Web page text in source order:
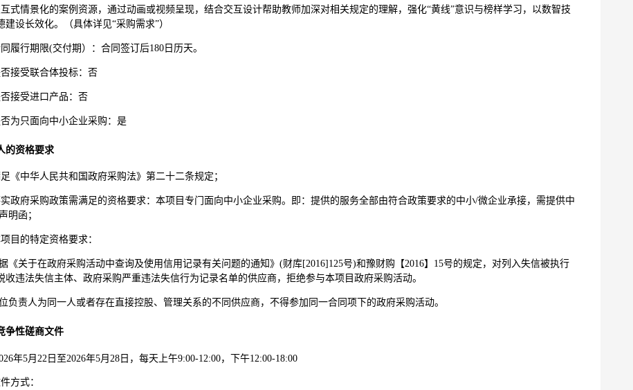
式情景化的案例资源，通过动画或视频呈现，结合交互设计帮助教师加深对相关规定的理解，强化“黄线”意识与榜样学习，以数智技
建设长效化。
（具体详见“采购需求”）
履行期限(交付期） ： 合同签订后180日历天。
接受联合体投标：否
接受进口产品：否
为只面向中小企业采购： 是
的资格要求
《中华人民共和国政府采购法》第二十二条规定；
政府采购政策需满足的资格要求：本项目专门面向中小企业采购。即：提供的服务全部由符合政策要求的中小/微企业承接，需提供中
声明函 ；
目的特定资格要求：
《关于在政府采购活动中查询及使用信用记录有关问题的通知》 (财库[2016]125号)和豫财购【2016】15号的规定，对列入失信被执行
收违法失信主体、政府采购严重违法失信行为记录名单的供应商，拒绝参与本项目政府采购活动。
负责人为同一人或者存在直接控股、管理关系的不同供应商，不得参加同一合同项下的政府采购活动。
争性磋商文件
年5月 22 日至2026年5月 28 日，每天上午9:00-12:00，下午12:00-18:00
方式：